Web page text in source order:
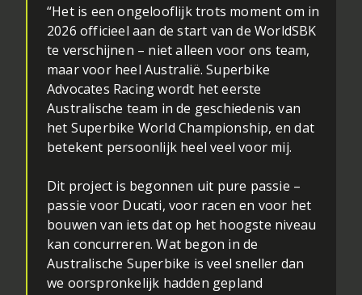
“Het is een ongelooflijk trots moment om in
2026 officieel aan de start van de WorldSBK
te verschijnen – niet alleen voor ons team,
maar voor heel Australië. Superbike
Advocates Racing wordt het eerste
Australische team in de geschiedenis van
het Superbike World Championship, en dat
betekent persoonlijk heel veel voor mij.
Dit project is begonnen uit pure passie –
passie voor Ducati, voor racen en voor het
bouwen van iets dat op het hoogste niveau
kan concurreren. Wat begon in de
Australische Superbike is veel sneller dan
we oorspronkelijk hadden gepland